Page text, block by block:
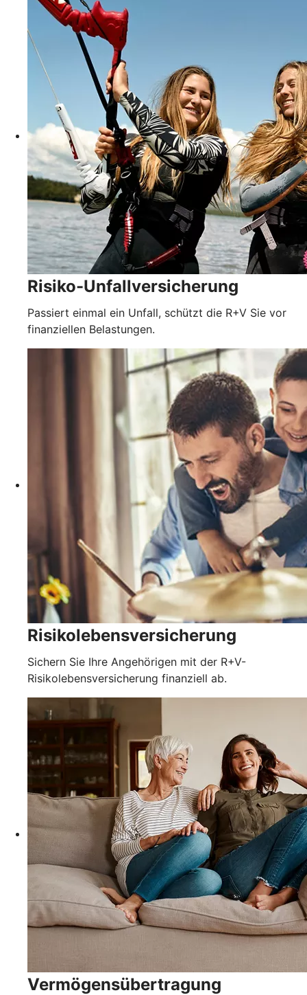
Risiko-Unfallversicherung
Passiert einmal ein Unfall, schützt die R+V Sie vor
finanziellen Belastungen.
Risikolebensversicherung
Sichern Sie Ihre Angehörigen mit der R+V-
Risikolebensversicherung finanziell ab.
Vermögensübertragung